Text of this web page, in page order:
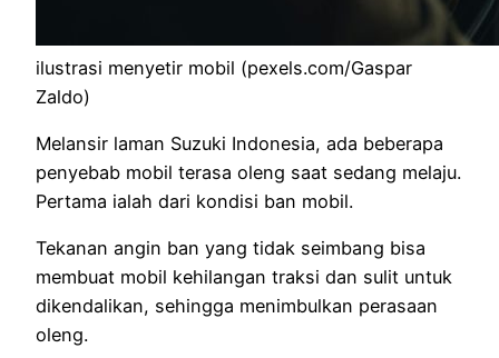
ilustrasi menyetir mobil (pexels.com/Gaspar
Zaldo)
Melansir laman Suzuki Indonesia, ada beberapa
penyebab mobil terasa oleng saat sedang melaju.
Pertama ialah dari kondisi ban mobil.
Tekanan angin ban yang tidak seimbang bisa
membuat mobil kehilangan traksi dan sulit untuk
dikendalikan, sehingga menimbulkan perasaan
oleng.